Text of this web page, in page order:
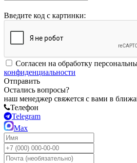
Введите код с картинки:
Согласен на обработку
конфиденциальности
Отправить
Остались вопросы?
наш менеджер свяжется с вами в
Телефон
Telegram
Max